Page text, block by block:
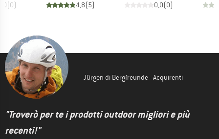
(0)
4,8(5)
0,0(0)
Jürgen di Bergfreunde - Acquirenti
"Troverò per te i prodotti outdoor migliori e più
recenti!"